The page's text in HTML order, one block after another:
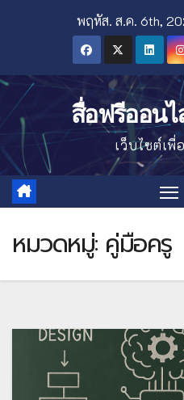
พฤหัส. ส.ค. 6th,
สื่อฟรีออน
เว็บไซต์เพื่
หมวดหมู่: คู่มือครู